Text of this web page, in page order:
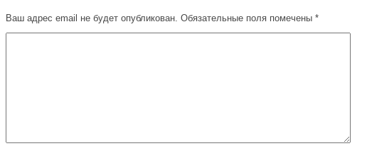
Ваш адрес email не будет опубликован. Обязательные поля помечены *